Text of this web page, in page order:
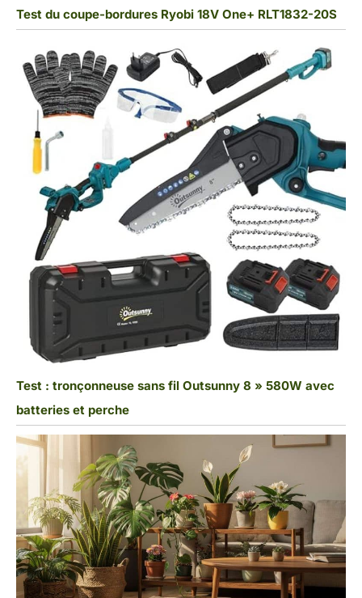
Test du coupe-bordures Ryobi 18V One+ RLT1832-20S
Test : tronçonneuse sans fil Outsunny 8 » 580W avec
batteries et perche